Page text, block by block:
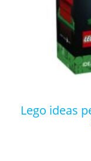
lego ideas peanuts: snoopy’s doghouse